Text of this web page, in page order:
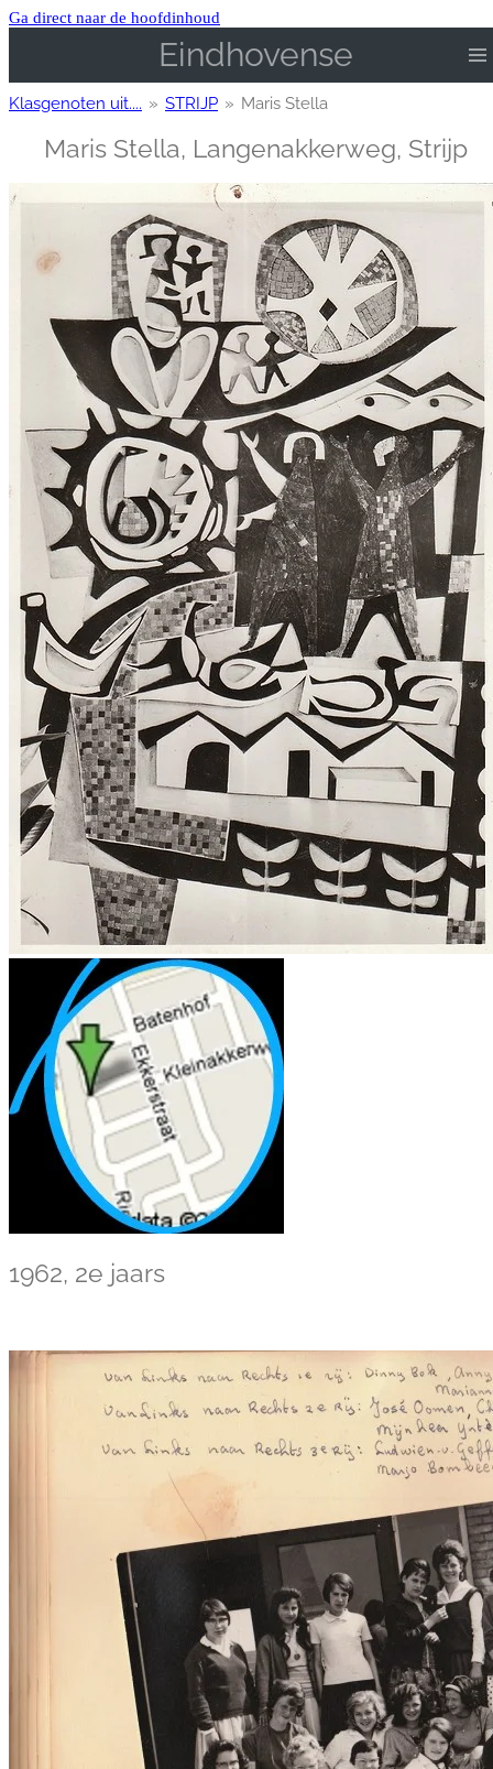
Ga direct naar de hoofdinhoud
Eindhovense
Klasgenoten uit.... » STRIJP » Maris Stella
Maris Stella, Langenakkerweg, Strijp
1962, 2e jaars